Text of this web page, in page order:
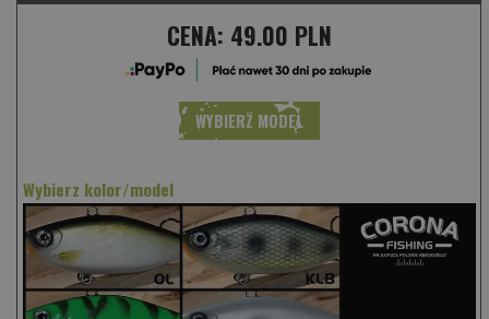
CENA: 49.00 PLN
WYBIERZ MODEL
Wybierz kolor/model